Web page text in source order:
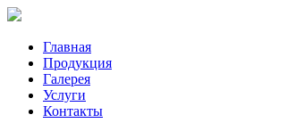
Главная
Продукция
Галерея
Услуги
Контакты